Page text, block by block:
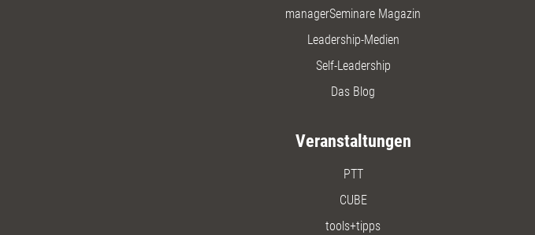
managerSeminare Magazin
Leadership-Medien
Self-Leadership
Das Blog
Veranstaltungen
PTT
CUBE
tools+tipps